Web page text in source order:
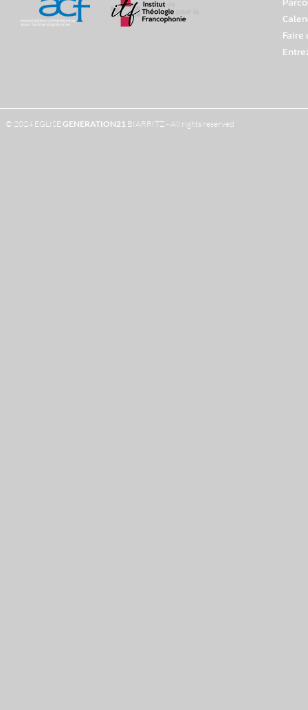
Faire
© 2024 EGLISE GENERATION21 BIARRITZ - All rights reserved